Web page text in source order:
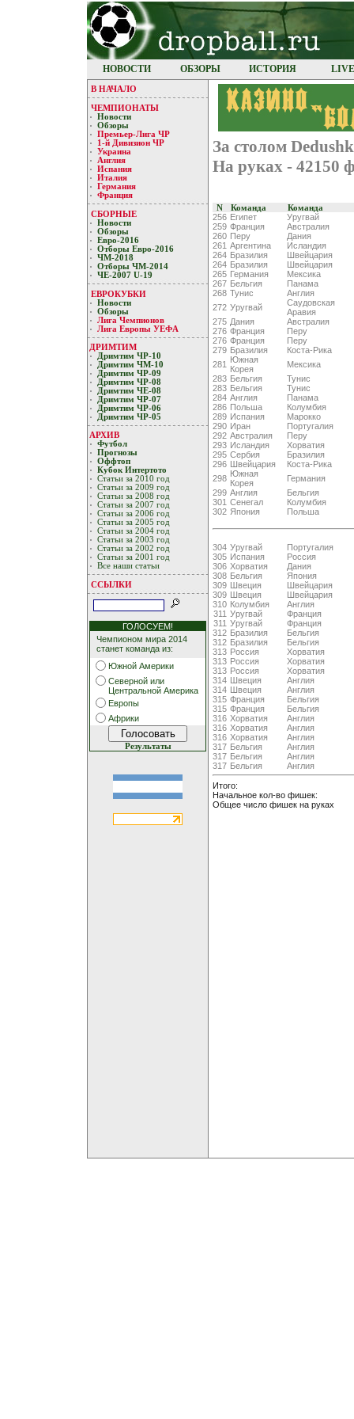
НОВОСТИ ОБЗОРЫ ИСТОРИЯ
В НАЧАЛО
ЧЕМПИОНАТЫ
Новости
Обзоры
Премьер-Лигa ЧР
1-й Дивизион ЧР
Украина
Англия
Испания
Италия
Германия
Франция
СБОРНЫЕ
Новости
Обзоры
Евро-2016
Отборы Евро-2016
ЧМ-2018
Отборы ЧМ-2014
ЧЕ-2007 U-19
ЕВРОКУБКИ
Новости
Обзоры
Лигa Чемпиoнoв
Лига Европы УЕФA
ДРИМТИМ
Дримтим ЧР-10
Дримтим ЧМ-10
Дримтим ЧР-09
Дримтим ЧР-08
Дримтим ЧЕ-08
Дримтим ЧР-07
Дримтим ЧР-06
Дримтим ЧР-05
АРХИВ
Футбол
Прогнозы
Оффтоп
Кубoк Интертoтo
Статьи за 2010 год
Статьи за 2009 год
Статьи за 2008 год
Статьи за 2007 год
Статьи за 2006 год
Статьи за 2005 год
Статьи за 2004 год
Статьи за 2003 год
Статьи за 2002 год
Статьи за 2001 год
Все наши статьи
ССЫЛКИ
ГОЛОСУЕМ!
Чемпионом мира 2014
станет команда из:
Южной Америки
Северной или
Центральной Америка
Европы
Африки
Результаты
За столом
На руках - 42150
N Команда
Команда
256 Египет
Уругвай
259 Франция
Австралия
260 Перу
Дания
261 Аргентина
Исландия
264 Бразилия
Швейцария
264 Бразилия
Швейцария
265 Германия
Мексика
267 Бельгия
Панама
268 Тунис
Англия
272 Уругвай
Саудовская
Аравия
275 Дания
Австралия
276 Франция
Перу
276 Франция
Перу
279 Бразилия
Коста-Рика
281 Южная
Корея
Мексика
283 Бельгия
Тунис
283 Бельгия
Тунис
284 Англия
Панама
286 Польша
Колумбия
289 Испания
Марокко
290 Иран
Португалия
292 Австралия
Перу
293 Исландия
Хорватия
295 Сербия
Бразилия
296 Швейцария
Коста-Рика
298 Южная
Корея
Германия
299 Англия
Бельгия
301 Сенегал
Колумбия
302 Япония Польша
304 Уругвай
Португалия
305 Испания
Россия
306 Хорватия
Дания
308 Бельгия
Япония
309 Швеция
Швейцария
309 Швеция
Швейцария
310 Колумбия
Англия
311 Уругвай
Франция
311 Уругвай
Франция
312 Бразилия
Бельгия
312 Бразилия
Бельгия
313 Россия
Хорватия
313 Россия
Хорватия
313 Россия
Хорватия
314 Швеция
Англия
314 Швеция
Англия
315 Франция
Бельгия
315 Франция
Бельгия
316 Хорватия
Англия
316 Хорватия
Англия
316 Хорватия
Англия
317 Бельгия
Англия
317 Бельгия
Англия
317 Бельгия Англия
Итого:
Начальное кол-во фишек:
Общее число фишек на руках